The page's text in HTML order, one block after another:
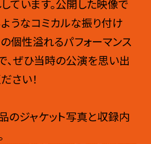
ています。公開した映像で
うなコミカルな振り付け
個性溢れるパフォーマンス
、ぜひ当時の公演を思い出
さい！
のジャケット写真と収録内